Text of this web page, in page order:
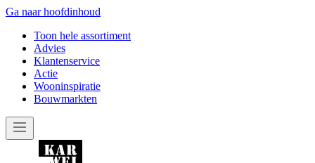
Ga naar hoofdinhoud
Toon hele assortiment
Advies
Klantenservice
Actie
Wooninspiratie
Bouwmarkten